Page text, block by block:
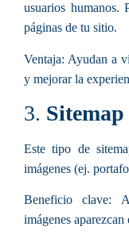
usuarios humanos.
páginas de tu sitio.
Ventaja: Ayudan a
y mejorar la
3. Sitemap
Este tipo de
imágenes (ej.
Beneficio clave:
imágenes aparezcan